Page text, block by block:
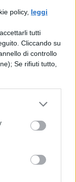
policy, leggi
tutti
Cliccando su
di controllo
Se rifiuti tutto,
ma,
Ama
con
di cui è
di
consegnare
in una
chiarisce
vendicativo.
Si sdraia sul